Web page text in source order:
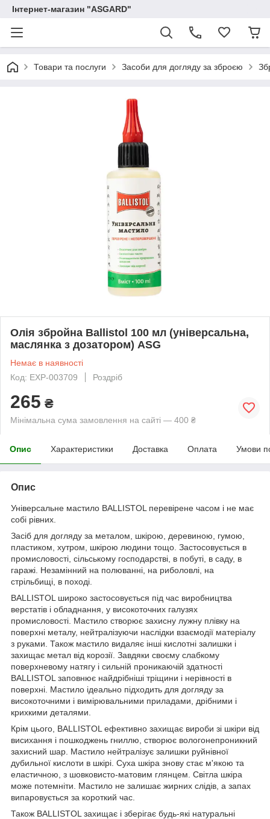
Інтернет-магазин "ASGARD"
Товари та послуги Засоби для догляду за зброєю
Олія збройна Ballistol 100 мл (універсальна,
маслянка з дозатором) ASG
Немає в наявності
Код: EXP-003709
Роздріб
265 ₴
Мінімальна сума замовлення на сайті — 400 ₴
Опис Характеристики Доставка Оплата Умови
Опис
Універсальне мастило BALLISTOL перевірене часом і не має
собі рівних.
Засіб для догляду за металом, шкірою, деревиною, гумою,
пластиком, хутром, шкірою людини тощо. Застосовується в
промисловості, сільському господарстві, в побуті, в саду, в
гаражі. Незамінний на полюванні, на риболовлі, на
стрільбищі, в поході.
BALLISTOL широко застосовується під час виробництва
верстатів і обладнання, у високоточних галузях
промисловості. Мастило створює захисну лужну плівку на
поверхні металу, нейтралізуючи наслідки взаємодії матеріалу
з руками. Також мастило видаляє інші кислотні залишки і
захищає метал від корозії. Завдяки своєму слабкому
поверхневому натягу і сильній проникаючій здатності
BALLISTOL заповнює найдрібніші тріщини і нерівності в
поверхні. Мастило ідеально підходить для догляду за
високоточними і вимірювальними приладами, дрібними і
крихкими деталями.
Крім цього, BALLISTOL ефективно захищає вироби зі шкіри від
висихання і пошкоджень гниллю, створює вологонепроникний
захисний шар. Мастило нейтралізує залишки руйнівної
дубильної кислоти в шкірі. Суха шкіра знову стає м'якою та
еластичною, з шовковисто-матовим глянцем. Світла шкіра
може потемніти. Мастило не залишає жирних слідів, а запах
випаровується за короткий час.
Також BALLISTOL захищає і зберігає будь-які натуральні